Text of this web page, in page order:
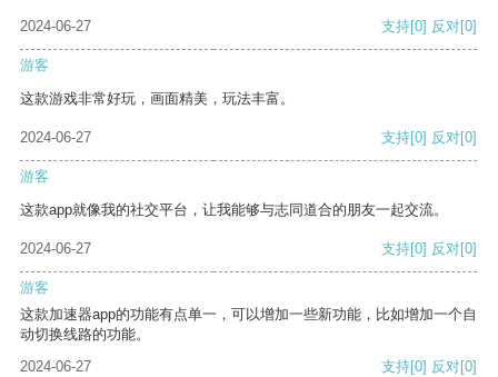
2024-06-27 支持[0] 反对[0]
游客
这款游戏非常好玩，画面精美，玩法丰富。
2024-06-27 支持[0] 反对[0]
游客
这款app就像我的社交平台，让我能够与志同道合的朋友一起交流。
2024-06-27 支持[0] 反对[0]
游客
这款加速器app的功能有点单一，可以增加一些新功能，比如增加一个自
动切换线路的功能。
2024-06-27
支持[0] 反对[0]